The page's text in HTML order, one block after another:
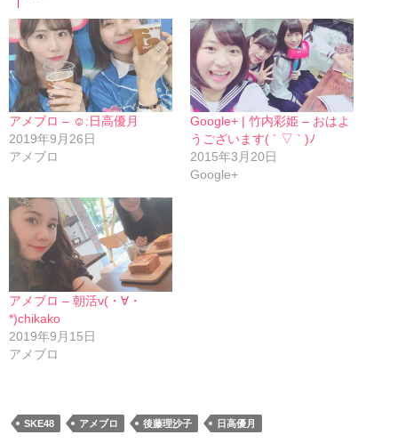
アメブロ – ☺︎:日高優月
2019年9月26日
アメブロ
Google+ | 竹内彩姫 – おはよ
うございます( ´ ▽ ` )ﾉ
2015年3月20日
Google+
アメブロ – 朝活v(・∀・
*)chikako
2019年9月15日
アメブロ
SKE48 アメブロ 後藤理沙子 日高優月